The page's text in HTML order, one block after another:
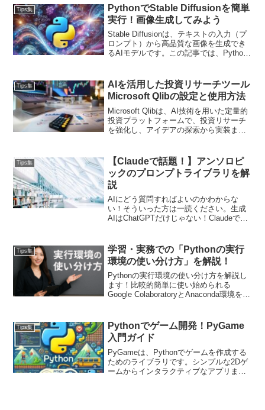
に応じた情報収集をサポートします。時
間の節約と情報の質の向上が期待でき、
ビジネスの成功に寄与すること間違いあ
りません！
Tips集
PythonでStable Diffusionを簡単
実行！画像生成してみよう
Stable Diffusionは、テキストの入力（プ
ロンプト）から高品質な画像を生成でき
るAIモデルです。この記事では、Python
る応用例も紹介します。
Tips集
AIを活用した投資リサーチツール
Microsoft Qlibの設定と使用方法
Microsoft Qlibは、AI技術を用いた定量的
投資プラットフォームで、投資リサーチ
を強化し、アイデアの探索から実装まで
本的な使い方、カスタマイズされた研究
ワークフローの構築方法までを詳細に解
説します。
Tips集
【Claudeで話題！】アンソロピ
ックのプロンプトライブラリを解
説
AIにどう質問すればよいのかわからな
い！そういった方は一読ください。生成
AIはChatGPTだけじゃない！Claudeで話
問の作り方を解説します！
Tips集
学習・実務での「Pythonの実行
環境の使い分け方」を解説！
Pythonの実行環境の使い分け方を解説し
ます！比較的簡単に使い始められる
Google ColaboratoryとAnaconda環境を用
ように使い分けているのかを説明しま
す。
Tips集
Pythonでゲーム開発！PyGame
入門ガイド
PyGameは、Pythonでゲームを作成する
ためのライブラリです。シンプルな2Dゲ
ームからインタラクティブなアプリま